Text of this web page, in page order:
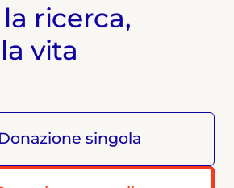
ricerca,
vita
Donazione singola